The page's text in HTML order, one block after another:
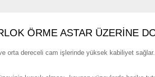
ÖRME ASTAR ÜZERİNE
orta dereceli cam işlerinde yüksek kabiliyet sağlar.